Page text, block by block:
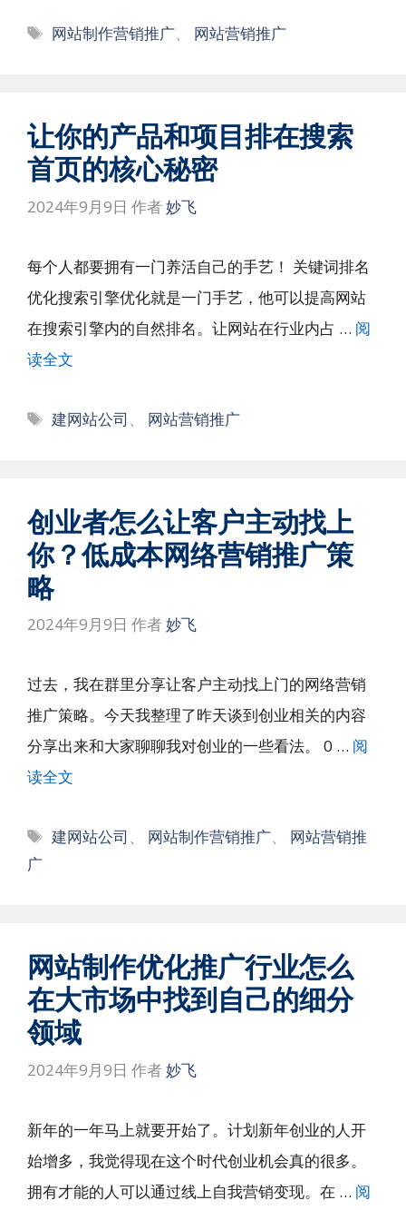
标
网站制作营销推广、 网站营销推广
让你的产品和项目排在搜索
首页的核心秘密
2024年9月9日 作者妙飞
每个人都要拥有一门养活自己的手艺！ 关键词排名
优化搜索引擎优化就是一门手艺，他可以提高网站
在搜索引擎内的自然排名。让网站在行业内占 … 阅
读全文
标
建网站公司 网站营销推广
创业者怎么让客户主动找上
你？低成本网络营销推广策
略
2024年9月9日 作者妙飞
过去，我在群里分享让客户主动找上门的网络营销
推广策略。今天我整理了昨天谈到创业相关的内容
分享出来和大家聊聊我对创业的一些看法。 0 … 阅
读全文
标
建网站公司 、 网站制作营销推广、 网站营销推
广
网站制作优化推广行业怎么
在大市场中找到自己的细分
领域
2024年9月9日 作者妙飞
新年的一年马上就要开始了。计划新年创业的人开
始增多，我觉得现在这个时代创业机会真的很多。
拥有才能的人可以通过线上自我营销变现。在 … 阅